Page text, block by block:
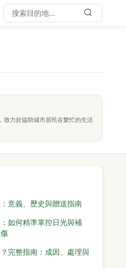
致力於協助城市居民在繁忙的生活
意義、歷史與贈送指南
如何精準掌控日光與補
完整指南：成因、處理與